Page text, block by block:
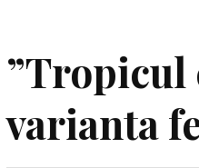
”Tropicul
varianta